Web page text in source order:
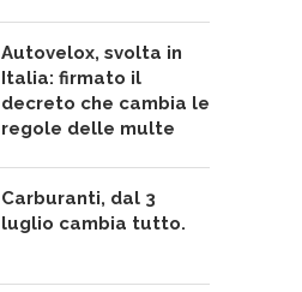
Autovelox, svolta in
Italia: firmato il
decreto che cambia le
regole delle multe
Carburanti, dal 3
luglio cambia tutto.